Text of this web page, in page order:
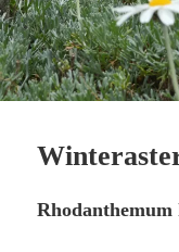
Rhodanthemum